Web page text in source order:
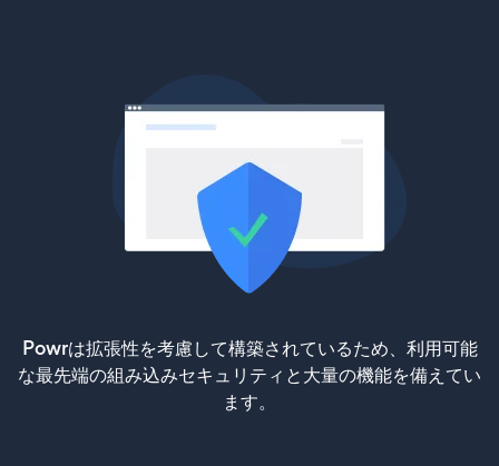
Powrは拡張性を考慮して構築されているため、利用可能
な最先端の組み込みセキュリティと大量の機能を備えてい
ます。